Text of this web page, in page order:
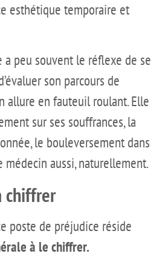
esthétique temporaire et
peu souvent le réflexe de se
son parcours de
allure en fauteuil roulant. Elle
sur ses souffrances, la
le bouleversement dans
médecin aussi, naturellement.
chiffrer
poste de préjudice réside
à le chiffrer.